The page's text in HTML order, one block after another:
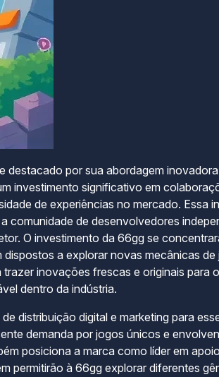
destacado por sua abordagem
investimento significativo em
de experiências no mercado. Essa
comunidade de desenvolvedores
O investimento da 66gg se
a explorar novas mecânicas
inovações frescas e originais para
dentro da indústria.
distribuição digital e marketing para
demanda por jogos únicos e
posiciona a marca como líder em
permitirão à 66gg explorar diferentes